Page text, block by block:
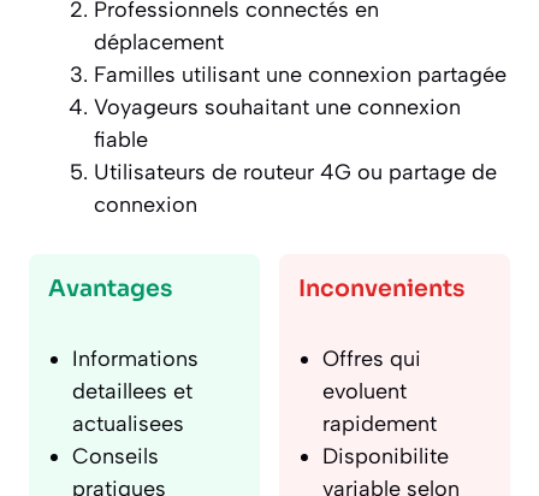
Professionnels connectés en
déplacement
Familles utilisant une connexion partagée
Voyageurs souhaitant une connexion
fiable
Utilisateurs de routeur 4G ou partage de
connexion
Avantages
Informations
detaillees et
actualisees
Conseils
pratiques
Inconvenients
Offres qui
evoluent
rapidement
Disponibilite
variable selon